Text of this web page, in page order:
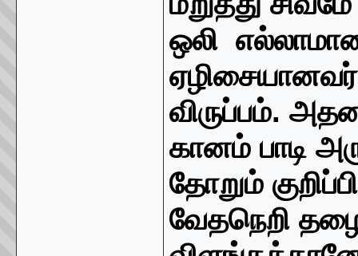
ஒலி
விருப்பம்.
கானம் பாடி
தோறும்
வேதநெறி